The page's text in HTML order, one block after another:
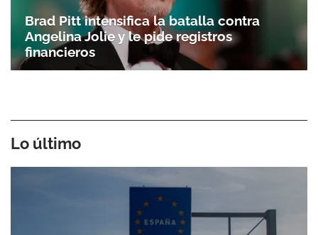
Brad Pitt intensifica la batalla contra
Angelina Jolie y le pide registros
financieros
Lo último